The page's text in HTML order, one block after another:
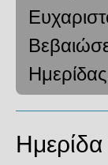
Ημερίδα